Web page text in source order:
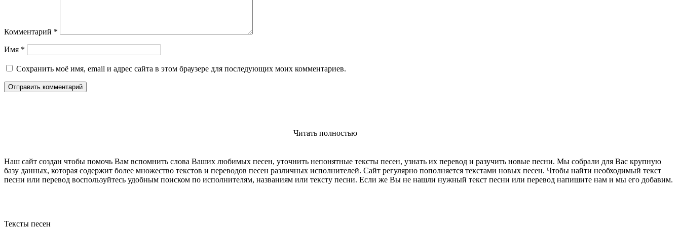
Комментарий *
Имя *
Сохранить моё имя, email и адрес сайта в этом браузере для последующих моих комментариев.
Читать полностью
Наш сайт создан чтобы помочь Вам вспомнить слова Ваших любимых песен, уточнить непонятные тексты песен, узнать их перевод и разучить новые песни. Мы собрали для Вас крупную
базу данных, которая содержит более множество текстов и переводов песен различных исполнителей. Сайт регулярно пополняется текстами новых песен. Чтобы найти необходимый текст
песни или перевод воспользуйтесь удобным поиском по исполнителям, названиям или тексту песни. Если же Вы не нашли нужный текст песни или перевод напишите нам и мы его добавим.
Тексты песен